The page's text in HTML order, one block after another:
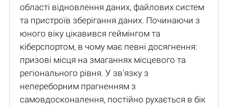
області відновлення даних, файлових систем
та пристроїв зберігання даних. Починаючи з
юного віку цікавився геймінгом та
кіберспортом, в чому має певні досягнення:
призові місця на змаганнях місцевого та
регіонального рівня. У зв’язку з
непереборним прагненням з
самовдосконалення, постійно рухається в бік